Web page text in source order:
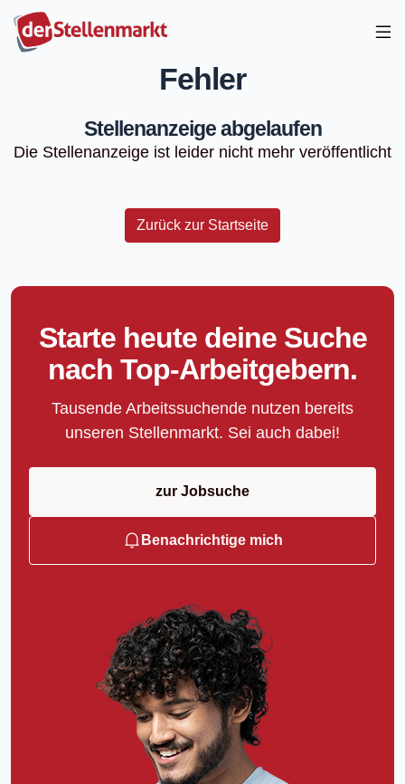
Fehler
Stellenanzeige abgelaufen
Die Stellenanzeige ist leider nicht mehr veröffentlicht
Zurück zur Startseite
Starte heute deine Suche
nach Top-Arbeitgebern.
Tausende Arbeitssuchende nutzen bereits
unseren Stellenmarkt. Sei auch dabei!
zur Jobsuche
Benachrichtige mich